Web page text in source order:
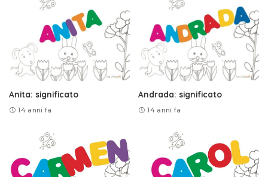
Anita: significato
14 anni fa
Andrada: significato
14 anni fa